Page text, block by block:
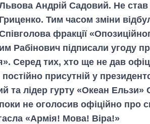
Андрій Садовий. Не став
Гриценко. Тим часом зміни
фракції
Рабінович підписали угоду
Серед тих, хто ще не дав
присутній у
та лідер гурту «Океан
не оголосив офіційно про
«Армія! Мова! Віра!»